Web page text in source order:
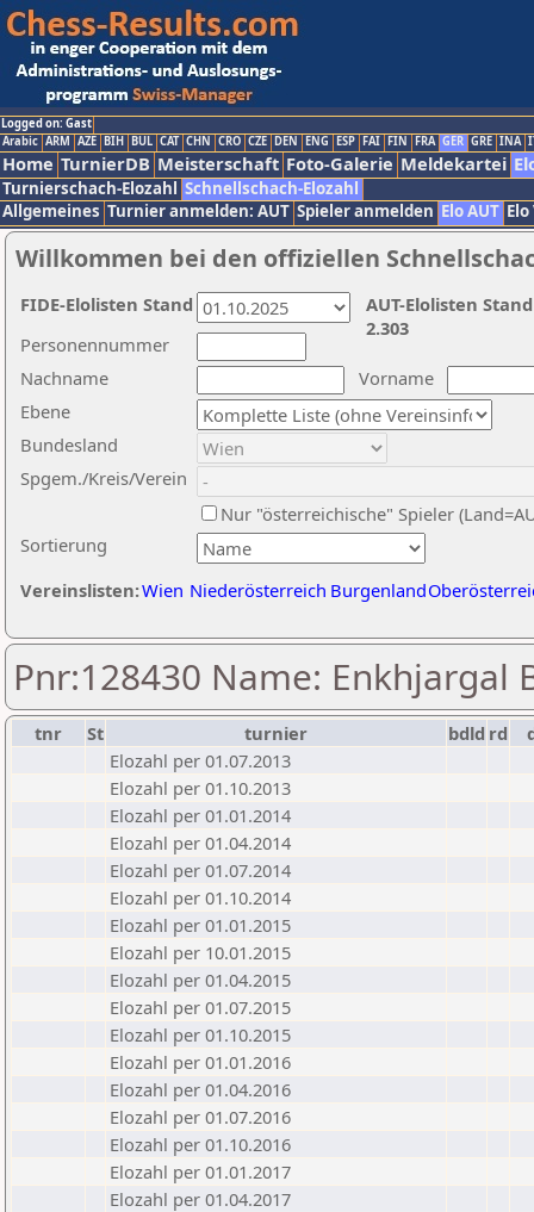
Logged on: Gast
Arabic ARM AZE BIH BUL CAT CHN CRO CZE DEN ENG ESP FAI FIN FRA GER GRE INA
Home TurnierDB Meisterschaft Foto-Galerie Meldekartei
Turnierschach-Elozahl Schnellschach-Elozahl
Allgemeines Turnier anmelden: AUT Spieler anmelden Elo AUT
Willkommen bei den offiziellen
Nachname
Vorname
Ebene
Sortierung
Personennummer
Bundesland
Spgem./Kreis/Verein
Nur "österreichische" Spieler
Vereinslisten:Wien Niederösterreich Burgenland
AUT-Elolisten
2.303
FIDE-Elolisten Stand
Pnr:128430 Name: Enkhjargal
tnr St turnier bdld rd
Elozahl per 01.07.2013
Elozahl per 01.10.2013
Elozahl per 01.01.2014
Elozahl per 01.04.2014
Elozahl per 01.07.2014
Elozahl per 01.10.2014
Elozahl per 01.01.2015
Elozahl per 10.01.2015
Elozahl per 01.04.2015
Elozahl per 01.07.2015
Elozahl per 01.10.2015
Elozahl per 01.01.2016
Elozahl per 01.04.2016
Elozahl per 01.07.2016
Elozahl per 01.10.2016
Elozahl per 01.01.2017
Elozahl per 01.04.2017